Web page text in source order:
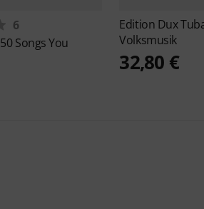
6
50 Songs You
Edition Dux
Volksmusik
32,80 €